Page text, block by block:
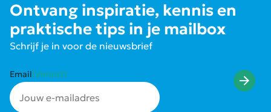
Ontvang inspiratie, kennis en
praktische tips in je mailbox
Schrijf je in voor de nieuwsbrief
Email(Vereist)